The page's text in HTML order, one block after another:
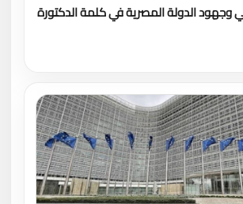
وجهود الدولة المصرية في كلمة الدكتورة